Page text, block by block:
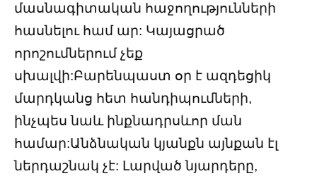
մասնագիտական հաջողությունների
հասնելու համ ար: Կայացրած
որոշումներում չեք
սխալվի:Բարենպաստ օր է ազդեցիկ
մարդկանց հետ հանդիպումների,
ինչպես նաև ինքնադրսևոր ման
համար:Անձնական կյանքն այնքան էլ
ներդաշնակ չէ: Լարված նյարդերը,